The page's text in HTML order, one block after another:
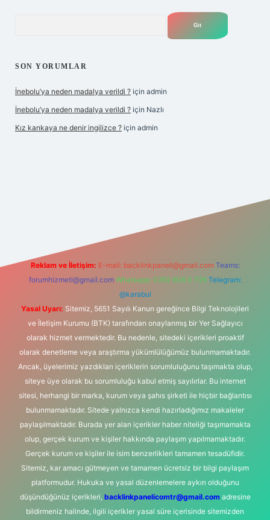
SON YORUMLAR
İnebolu’ya neden madalya verildi ? için admin
İnebolu’ya neden madalya verildi ? için Nazlı
Kız kankaya ne denir ingilizce ? için admin
Reklam ve İletişim: E-mail: backlinkpaneli@gmail.com Teams:
forumhizmeti@gmail.com Whatsapp: 0262 606 0 726 Telegram:
@karabul
Yasal Uyarı: Sitemiz, 5651 Sayılı Kanun gereğince Bilgi Teknolojileri
ve İletişim Kurumu (BTK) tarafından onaylanmış bir Yer Sağlayıcı
olarak hizmet vermektedir. Bu nedenle, sitedeki içerikleri proaktif
olarak denetleme veya araştırma yükümlülüğümüz bulunmamaktadır.
Ancak, üyelerimiz yazdıkları içeriklerin sorumluluğunu taşımakta olup,
siteye üye olarak bu sorumluluğu kabul etmiş sayılırlar. Bu internet
sitesi, herhangi bir marka, kurum veya şahıs şirketi ile hiçbir bağlantısı
bulunmamaktadır. Sitede yalnızca kendi hazırladığımız makaleler
paylaşılmaktadır. Burada yer alan içerikler haber niteliği taşımamakta
olup, gerçek kurum ve kişiler hakkında paylaşım yapılmamaktadır.
Gerçek kurum ve kişiler ile isim benzerlikleri tamamen tesadüfidir.
Sitemiz, kar amacı gütmeyen ve tamamen ücretsiz bir bilgi paylaşım
platformudur. Hukuka ve yasal düzenlemelere aykırı olduğunu
düşündüğünüz içerikleri, backlinkpanelicomtr@gmail.comadresine
bildirmeniz halinde, ilgili içerikler yasal süre içerisinde sitemizden